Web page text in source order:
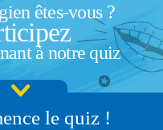
êtes-vous ?
à notre quiz
le quiz !